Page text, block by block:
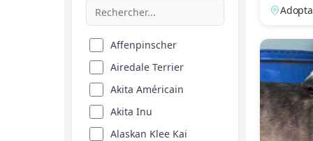
Equidé
Affenpinscher
Airedale Terrier
Akita Américain
Akita Inu
Alaskan Klee Kai